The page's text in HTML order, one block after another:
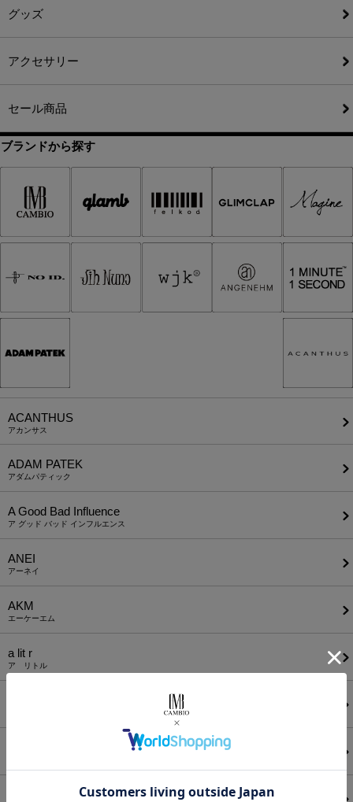
グッズ
アクセサリー
セール商品
ブランドから探す
ACANTHUS
アカンサス
ADAM PATEK
アダムパティック
A Good Bad Influence
ア グッド バッド インフルエンス
ANEI
アーネイ
AKM
エーケーエム
a lit r
ア リトル